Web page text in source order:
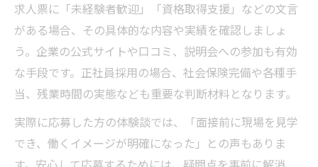
求人票に「未経験者歓迎」「資格取得支援」などの文言
がある場合、その具体的な内容や実績を確認しましょ
う。企業の公式サイトや口コミ、説明会への参加も有効
な手段です。正社員採用の場合、社会保険完備や各種手
当、残業時間の実態なども重要な判断材料となります。
実際に応募した方の体験談では、「面接前に現場を見学
でき、働くイメージが明確になった」との声もありま